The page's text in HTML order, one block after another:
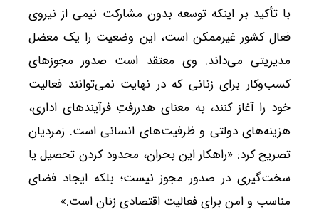
با تأکید بر اینکه توسعه بدون مشارکت نیمی از نیروی
فعال کشور غیرممکن است، این وضعیت را یک معضل
مدیریتی می‌داند. وی معتقد است صدور مجوزهای
کسب‌وکار برای زنانی که در نهایت نمی‌توانند فعالیت
خود را آغاز کنند، به معنای هدررفتِ فرآیندهای اداری،
هزینه‌های دولتی و ظرفیت‌های انسانی است. زمردیان
تصریح کرد: «راهکار این بحران، محدود کردن تحصیل یا
سخت‌گیری در صدور مجوز نیست؛ بلکه ایجاد فضای
مناسب و امن برای فعالیت اقتصادی زنان است.»